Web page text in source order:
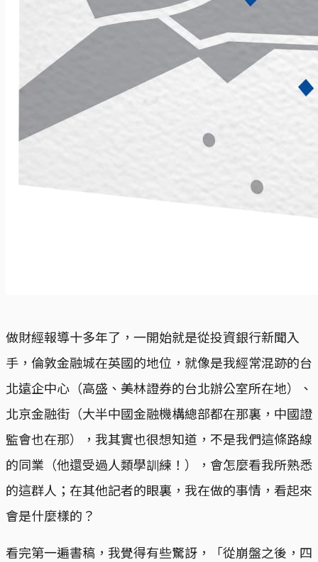
做財經報導十多年了，一開始就是從投資銀行新聞入
手，倫敦金融城在英國的地位，就像是我經常混跡的台
北遠企中心（高盛、美林證券的台北辦公室所在地）、
北京金融街（大半中國金融機構總部都在那裏，中國證
監會也在那），我其實也很想知道，不是我們這條路線
的同業（他還受過人類學訓練！），會怎麼看我所熟悉
的這群人；在其他記者的眼裏，我在做的事情，看起來
會是什麼樣的？
看完第一遍書稿，我覺得有些驚訝，「從崩盤之後，四